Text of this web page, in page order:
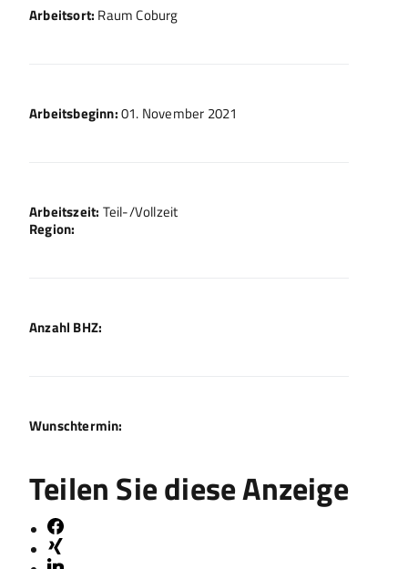
Arbeitsort: Raum Coburg
Arbeitsbeginn:01. November 2021
Arbeitszeit: Teil-/Vollzeit
Region:
Anzahl BHZ:
Wunschtermin:
Teilen Sie diese Anzeige